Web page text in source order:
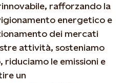
rafforzando la
energetico e
dei mercati
attività, sosteniamo
riduciamo le emissioni e
un